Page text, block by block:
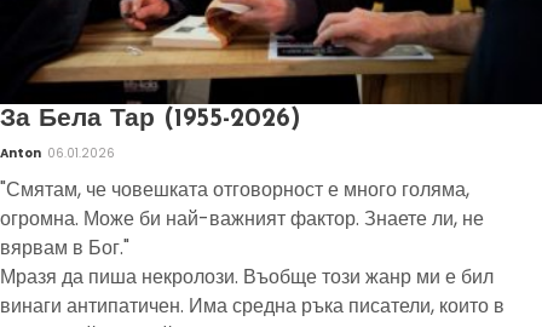
За Бела Тар (1955-2026)
Anton 06.01.2026
"Смятам, че човешката отговорност е много голяма,
огромна. Може би най-важният фактор. Знаете ли, не
вярвам в Бог."
Мразя да пиша некролози. Въобще този жанр ми е бил
винаги антипатичен. Има средна ръка писатели, които в